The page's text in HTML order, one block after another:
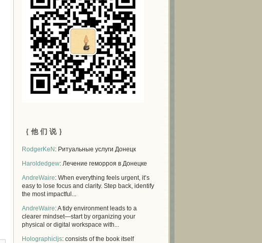
｛ 他 们 说 ｝
RodgerKeN : Ритуальные услуги Донецк
Haroldedgew: Лечение геморроя в Донецке
AndreWaire: When everything feels urgent, it’s
easy to lose focus and clarity. Step back, identify
the most impactful...
AndreWaire: A tidy environment leads to a
clearer mindset—start by organizing your
physical or digital workspace with...
Holographicljs: consists of the book itself